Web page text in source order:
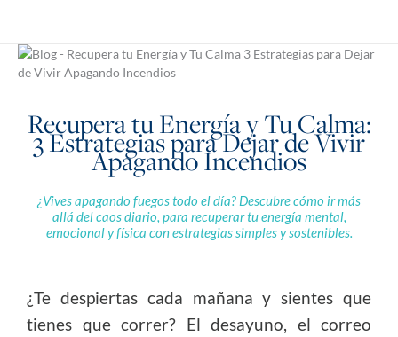
contenido
Recupera tu Energía y Tu Calma:
3 Estrategias para Dejar de Vivir
Apagando Incendios
¿Vives apagando fuegos todo el día? Descubre cómo ir más
allá del caos diario, para recuperar tu energía mental,
emocional y física con estrategias simples y sostenibles.
¿Te despiertas cada mañana y sientes que
tienes que correr? El desayuno, el correo